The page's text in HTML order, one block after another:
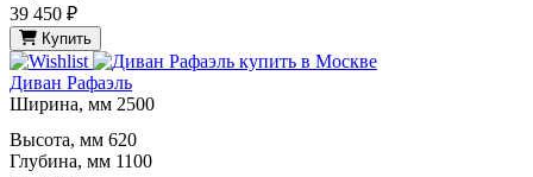
39 450 ₽
Купить
Диван Рафаэль
Ширина, мм 2500
Высота, мм 620
Глубина, мм 1100